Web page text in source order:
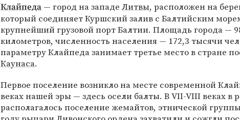
Клайпеда — город на западе Литвы, расположен на
который соединяет Куршский залив с Балтийским
крупнейший грузовой порт Балтии. Площадь города —
километров, численность населения — 172,3 тысячи
параметру Клайпеда занимает третье место в стране
Каунаса.
Первое поселение возникло на месте современной
веках нашей эры — здесь осели балты. В VII-VIII веках в
располагалось поселение жемайтов, этнической